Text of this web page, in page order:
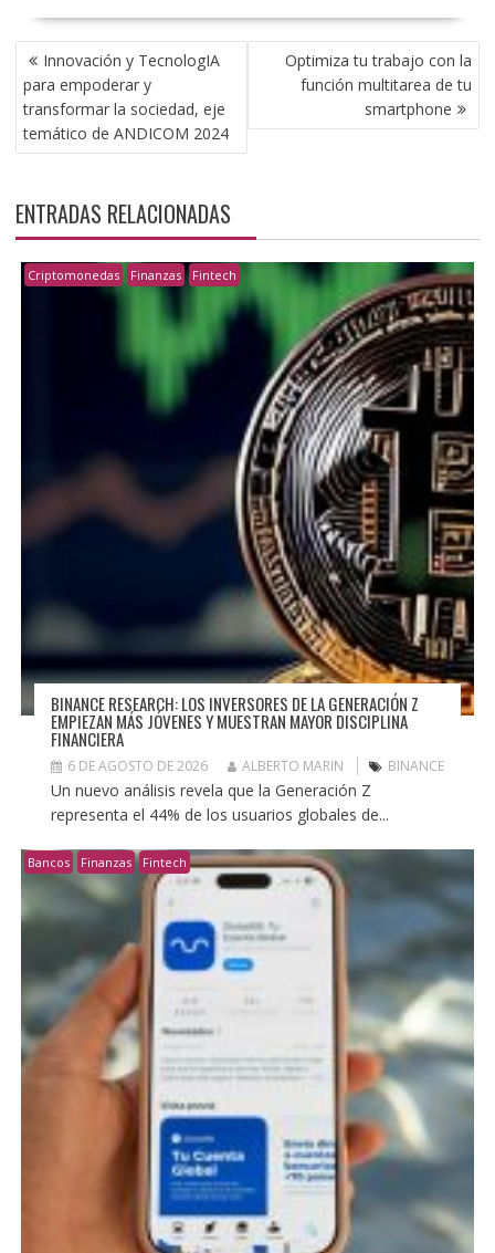
NAVEGACIÓN
DE
ENTRADAS
Innovación y TecnologIA
para empoderar y
transformar la sociedad, eje
temático de ANDICOM 2024
Optimiza tu trabajo con la
función multitarea de tu
smartphone
ENTRADAS RELACIONADAS
Criptomonedas Finanzas Fintech
BINANCE RESEARCH: LOS INVERSORES DE LA GENERACIÓN Z
EMPIEZAN MÁS JÓVENES Y MUESTRAN MAYOR DISCIPLINA
FINANCIERA
6 DE AGOSTO DE 2026 ALBERTO MARIN BINANCE
Un nuevo análisis revela que la Generación Z
representa el 44% de los usuarios globales de...
Bancos Finanzas Fintech